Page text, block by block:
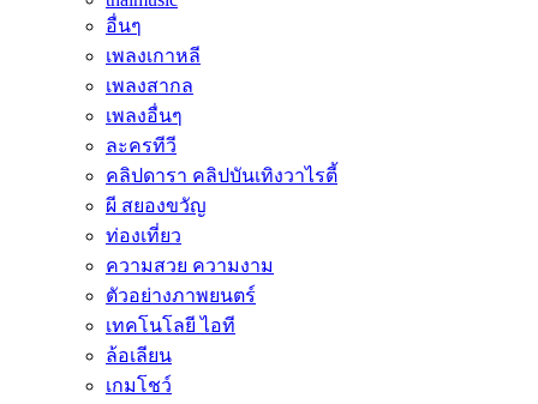
อื่นๆ
เพลงเกาหลี
เพลงสากล
เพลงอื่นๆ
ละครทีวี
คลิปดารา คลิปบันเทิงวาไรตี้
ผี สยองขวัญ
ท่องเที่ยว
ความสวย ความงาม
ตัวอย่างภาพยนตร์
เทคโนโลยี ไอที
ล้อเลียน
เกมโชว์